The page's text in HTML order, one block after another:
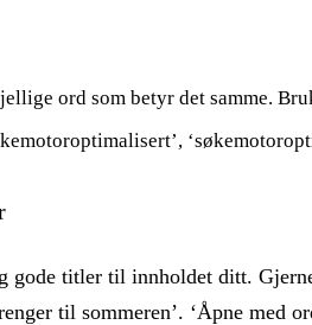
ord som betyr det samme.
gode titler til innholdet ditt.
til sommeren’. ‘Åpne med